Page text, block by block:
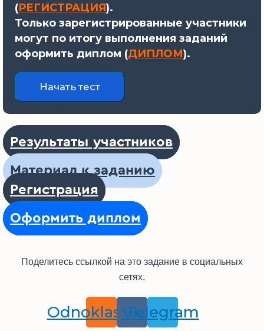
(РЕГИСТРАЦИЯ).
Только зарегистрированные участники
могут по итогу выполнения заданий
оформить диплом (ДИПЛОМ).
Результаты участников
Материал к заданию
Регистрация
Оформить диплом
Поделитесь ссылкой на это задание в социальных
сетях.
Odnoklassniki
Vk
Telegram